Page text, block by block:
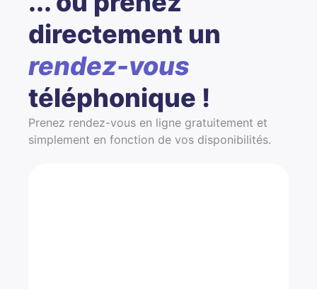
directement un
rendez-vous
téléphonique !
Prenez rendez-vous en ligne gratuitement et
simplement en fonction de vos disponibilités.